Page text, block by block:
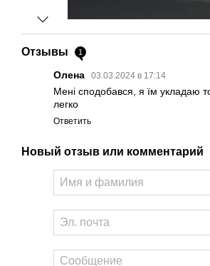
Отзывы 1
Олена 03.03.2024 в 17:14
Мені сподобався, я їм укладаю
легко
Ответить
Новый отзыв или комментарий